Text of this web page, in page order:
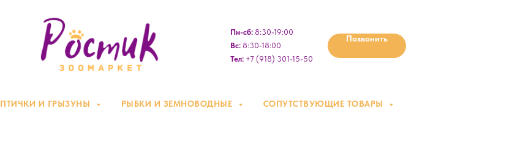
Пн-сб:8:30-19:00
Вс:8:30-18:00
Тел:+7 (918) 301-15-50
Позвонить
ПТИЧКИ И ГРЫЗУНЫ РЫБКИ И ЗЕМНОВОДНЫЕ СОПУТСТВУЮЩИЕ ТОВАРЫ